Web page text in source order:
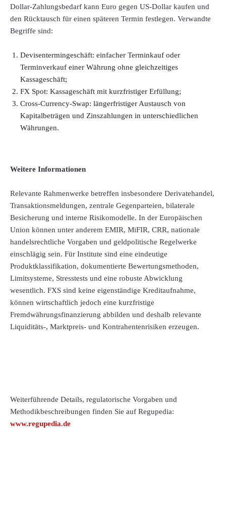
Dollar-Zahlungsbedarf kann Euro gegen US-Dollar kaufen und
den Rücktausch für einen späteren Termin festlegen. Verwandte
Begriffe sind:
Devisentermingeschäft: einfacher Terminkauf oder
Terminverkauf einer Währung ohne gleichzeitiges
Kassageschäft;
FX Spot: Kassageschäft mit kurzfristiger Erfüllung;
Cross-Currency-Swap: längerfristiger Austausch von
Kapitalbeträgen und Zinszahlungen in unterschiedlichen
Währungen.
Weitere Informationen
Relevante Rahmenwerke betreffen insbesondere Derivatehandel,
Transaktionsmeldungen, zentrale Gegenparteien, bilaterale
Besicherung und interne Risikomodelle. In der Europäischen
Union können unter anderem EMIR, MiFIR, CRR, nationale
handelsrechtliche Vorgaben und geldpolitische Regelwerke
einschlägig sein. Für Institute sind eine eindeutige
Produktklassifikation, dokumentierte Bewertungsmethoden,
Limitsysteme, Stresstests und eine robuste Abwicklung
wesentlich. FXS sind keine eigenständige Kreditaufnahme,
können wirtschaftlich jedoch eine kurzfristige
Fremdwährungsfinanzierung abbilden und deshalb relevante
Liquiditäts-, Marktpreis- und Kontrahentenrisiken erzeugen.
Weiterführende Details, regulatorische Vorgaben und
Methodikbeschreibungen finden Sie auf Regupedia:
www.regupedia.de